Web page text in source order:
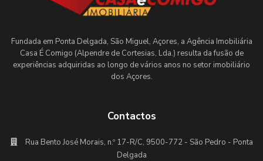
Fundada em Ponta Delgada, São Miguel, Açores, a Agência Imobiliária
Casa É Comigo (Alpendre de Cortesias, Lda.) resulta da fusão de
experiências adquiridas ao longo de vários anos no setor imobiliário
dos Açores.
Contactos
Rua Bento José Morais, n.º 17-R/C, 9500-772 - São Pedro - Ponta
Delgada